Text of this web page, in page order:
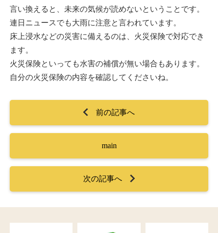
言い換えると、未来の気候が読めないということです。
連日ニュースでも大雨に注意と言われています。
床上浸水などの災害に備えるのは、火災保険で対応でき
ます。
火災保険といっても水害の補償が無い場合もあります。
自分の火災保険の内容を確認してくださいね。
前の記事へ
main
次の記事へ